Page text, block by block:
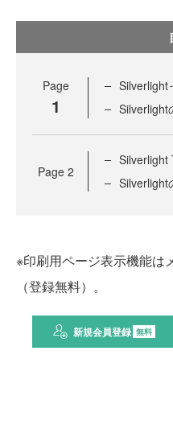
Page
1
Silverlight
Silverlight
Page 2
Silverlight
Silverlight
※印刷用ページ表示機能は
（登録無料）。
新規会員登録 無料